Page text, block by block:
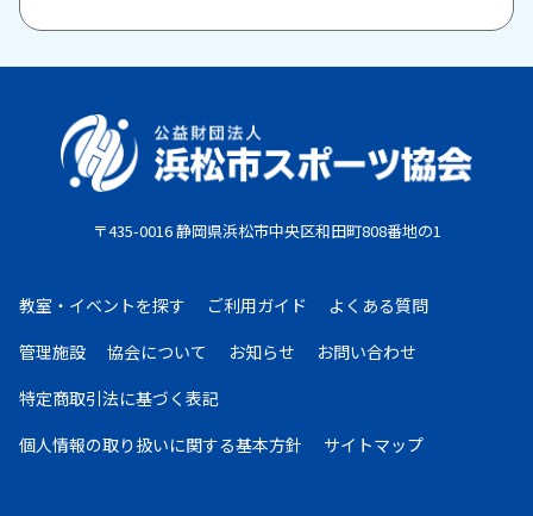
原則として、一旦納入された参加料・受講料は返金い
としていたしません。教室期間中にケガ・病気等によ
り、医師から運動制限が出された場合は、担当者まで
ご相談ください。
・コンビニ払い：お申し込み後、7日以内にお申し込
み時に選択したコンビニエンスストア店頭にてお支払
いください。
金となります。
・現金払い：教室指定の場所(施設窓口、教室受付等)
〒435-0016 静岡県浜松市中央区和田町808番地の1
教室・イベントを探す ご利用ガイド
よくある質問
管理施設
協会について お知らせ
お問い合わせ
特定商取引法に基づく表記
個人情報の取り扱いに関する基本方針 サイトマップ